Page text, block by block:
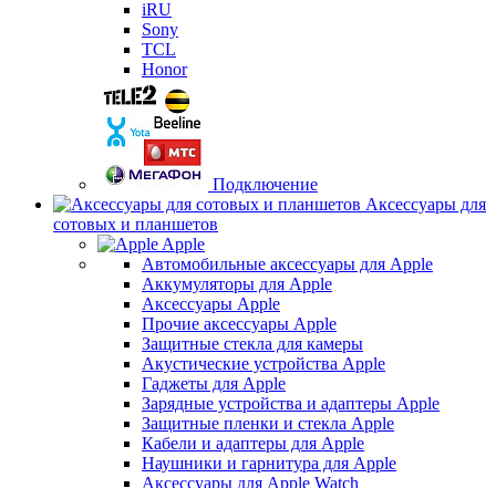
iRU
Sony
TCL
Honor
Подключение
Аксессуары для
сотовых и планшетов
Apple
Автомобильные аксессуары для Apple
Аккумуляторы для Apple
Аксессуары Apple
Прочие аксессуары Apple
Защитные стекла для камеры
Акустические устройства Apple
Гаджеты для Apple
Зарядные устройства и адаптеры Apple
Защитные пленки и стекла Apple
Кабели и адаптеры для Apple
Наушники и гарнитура для Apple
Аксессуары для Apple Watch